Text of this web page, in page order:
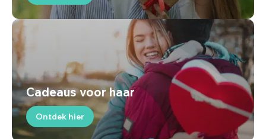
Cadeaus voor haar
Ontdek hier